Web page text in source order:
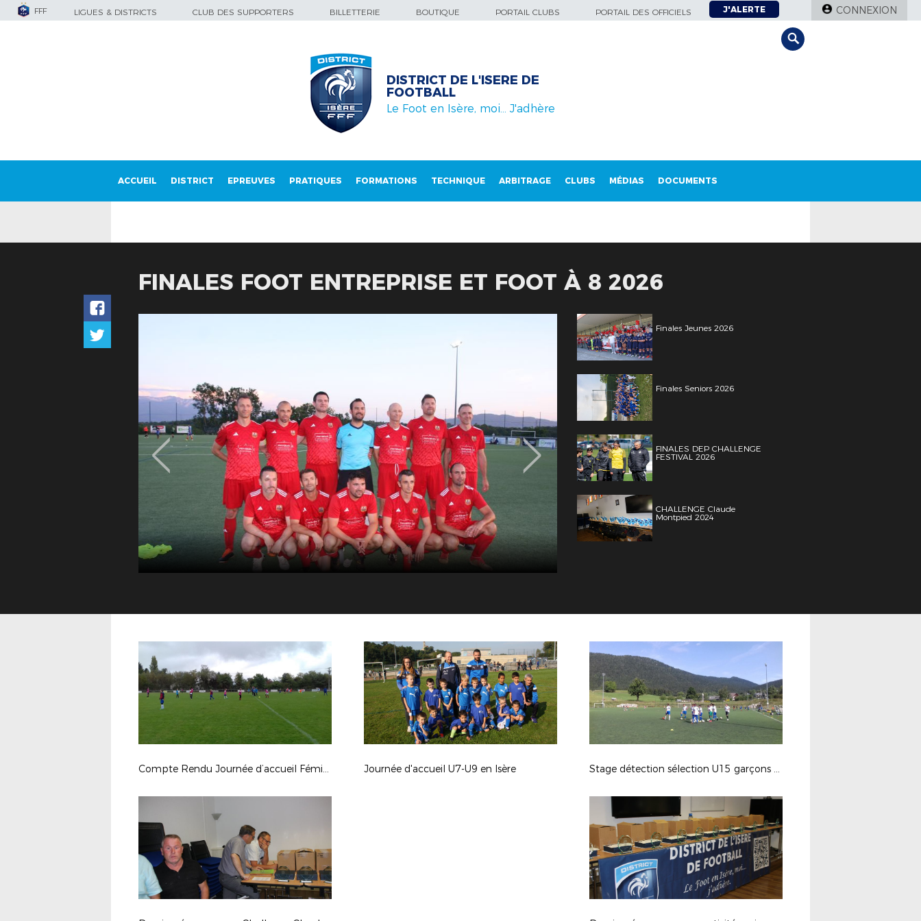
FFF LIGUES & DISTRICTS CLUB DES SUPPORTERS BILLETTERIE BOUTIQUE PORTAIL CLUBS PORTAIL DES OFFICIELS J'ALERTE CONNEXION
DISTRICT DE L'ISERE DE
FOOTBALL
Le Foot en Isère, moi… J'adhère
ACCUEIL DISTRICT EPREUVES PRATIQUES FORMATIONS TECHNIQUE ARBITRAGE CLUBS MÉDIAS DOCUMENTS
FINALES FOOT ENTREPRISE ET FOOT À 8 2026
Finales Jeunes 2026
Finales Seniors 2026
FINALES DEP CHALLENGE
FESTIVAL 2026
CHALLENGE Claude
Montpied 2024
Compte Rendu Journée d’accueil Féminine U11F/U13F Estrablin Journée d'accueil U7-U9 en Isère Stage détection sélection U15 garçons des 29 et 30 aout 2017